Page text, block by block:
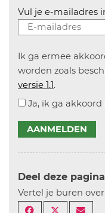
Vul je e-mailadres
Ik ga ermee
worden zoals
versie 1.1.
Ja, ik ga
AANMELDEN
Deel deze pagina
Vertel je buren